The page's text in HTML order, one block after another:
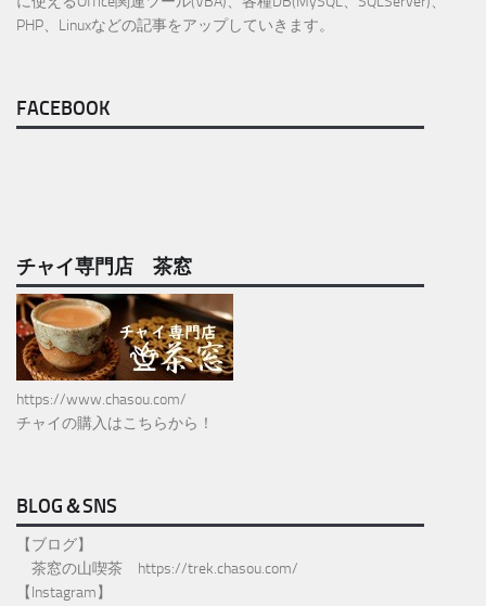
PHP、Linuxなどの記事をアップしていきます。
FACEBOOK
チャイ専門店 茶窓
https://www.chasou.com/
チャイの購入はこちらから！
BLOG＆SNS
【ブログ】
茶窓の山喫茶 https://trek.chasou.com/
【Instagram】